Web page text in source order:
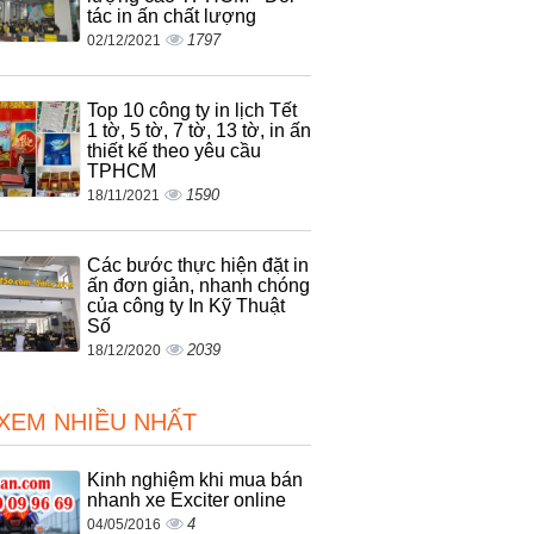
tác in ấn chất lượng
02/12/2021 1797
Top 10 công ty in lịch Tết
1 tờ, 5 tờ, 7 tờ, 13 tờ, in ấn
thiết kế theo yêu cầu
TPHCM
18/11/2021 1590
Các bước thực hiện đặt in
ấn đơn giản, nhanh chóng
của công ty In Kỹ Thuật
Số
18/12/2020 2039
NHIỀU NHẤT
Kinh nghiệm khi mua bán
nhanh xe Exciter online
04/05/2016 4